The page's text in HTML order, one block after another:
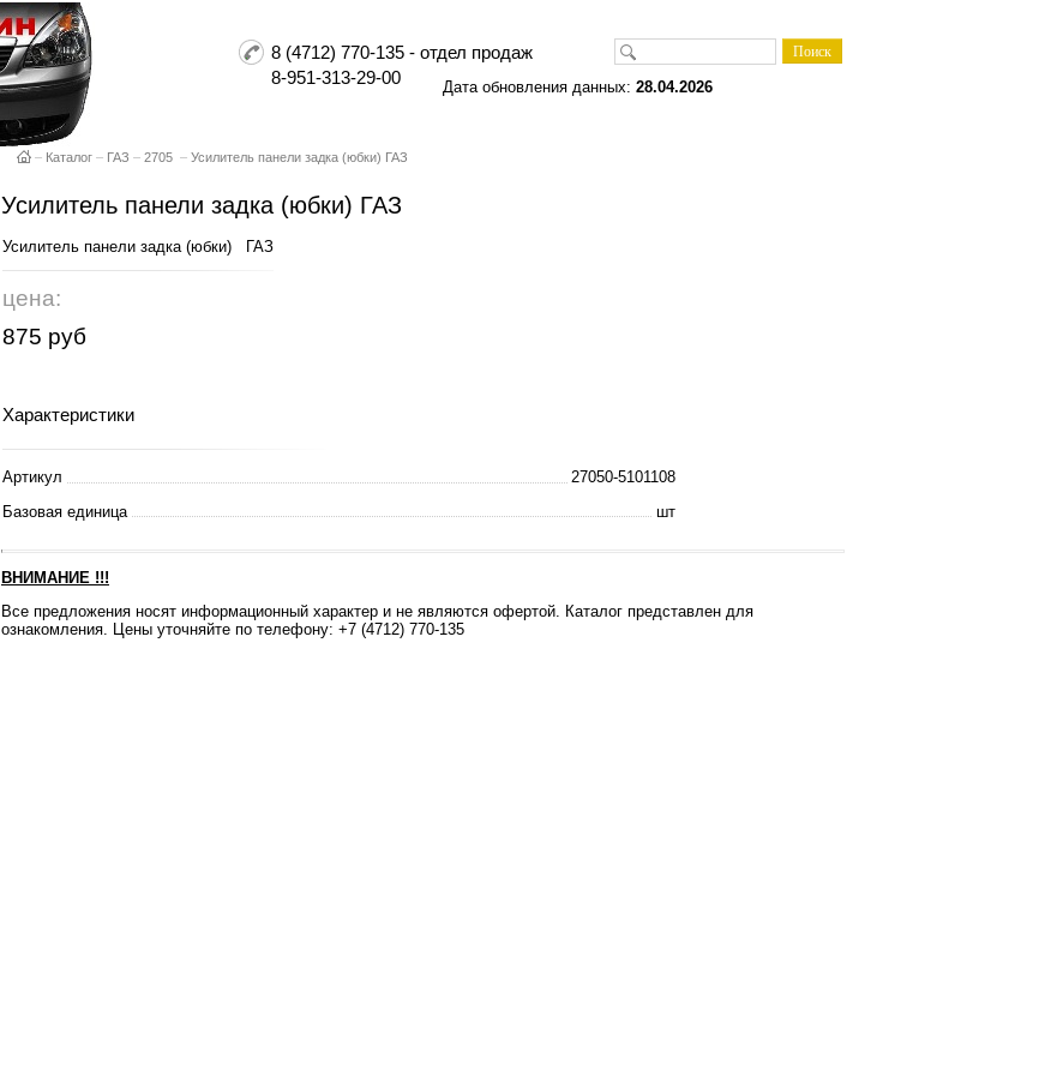
8 (4712) 770-135 - отдел продаж
8-951-313-29-00
Дата обновления данных: 28.04.2026
– Каталог – ГАЗ – 2705 – Усилитель панели задка (юбки) ГАЗ
Усилитель панели задка (юбки) ГАЗ
Усилитель панели задка (юбки) ГАЗ
цена:
875 руб
Характеристики
Артикул
27050-5101108
Базовая единица
шт
ВНИМАНИЕ !!!
Все предложения носят информационный характер и не являются офертой. Каталог представлен для
ознакомления. Цены уточняйте по телефону: +7 (4712) 770-135